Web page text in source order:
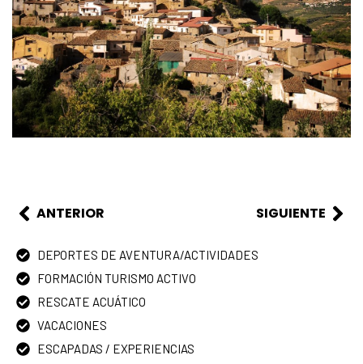
ANTERIOR SIGUIENTE
DEPORTES DE AVENTURA/ACTIVIDADES
FORMACIÓN TURISMO ACTIVO
RESCATE ACUÁTICO
VACACIONES
ESCAPADAS / EXPERIENCIAS